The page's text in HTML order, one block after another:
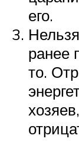
его.
ранее
то.